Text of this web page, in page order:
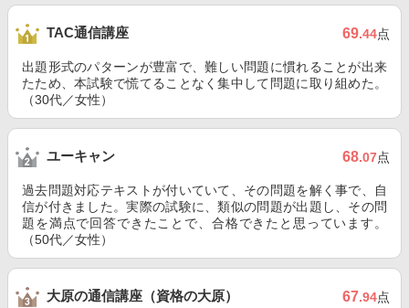
TAC通信講座 69.44点
出題形式のパターンが豊富で、難しい問題に慣れることが出来
たため、本試験で慌てることなく集中して問題に取り組めた。
（30代／女性）
ユーキャン 68.07点
過去問題対応テキストが付いていて、その問題を解く事で、自
信が付きました。実際の試験に、類似の問題が出題し、その問
題を満点で回答できたことで、合格できたと思っています。
（50代／女性）
大原の通信講座（資格の大原） 67.94点